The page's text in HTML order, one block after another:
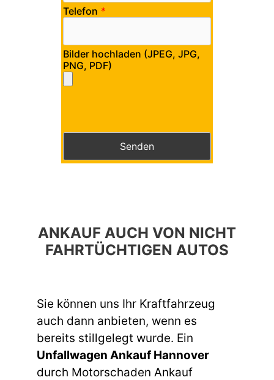
Telefon *
Bilder hochladen (JPEG, JPG,
PNG, PDF)
Bitte lasse dieses Feld leer.
ANKAUF AUCH VON NICHT
FAHRTÜCHTIGEN AUTOS
Sie können uns Ihr Kraftfahrzeug
auch dann anbieten, wenn es
bereits stillgelegt wurde. Ein
Unfallwagen Ankauf Hannover
durch Motorschaden Ankauf